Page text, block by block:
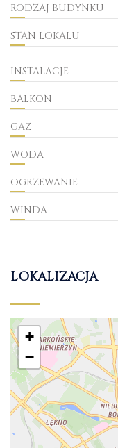
RODZAJ BUDYNKU
STAN LOKALU
INSTALACJE
BALKON
GAZ
WODA
OGRZEWANIE
WINDA
LOKALIZACJA
+
−